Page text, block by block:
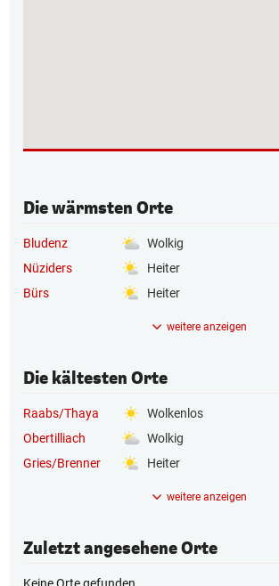
Die wärmsten Orte
Bludenz Wolkig
Nüziders
Heiter
Bürs
Heiter
weitere anzeigen
Die kältesten Orte
Raabs/Thaya Wolkenlos
Obertilliach
Wolkig
Gries/Brenner
Heiter
weitere anzeigen
Zuletzt angesehene Orte